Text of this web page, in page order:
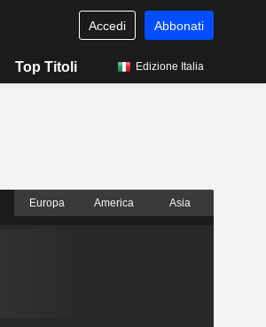
Accedi Abbonati
Top Titoli Edizione Italia
Europa America Asia